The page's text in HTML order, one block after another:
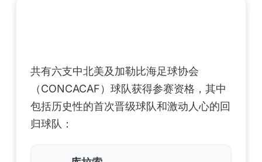
共有六支中北美及加勒比海足球协会
（CONCACAF）球队获得参赛资格，其中
包括历史性的首次晋级球队和激动人心的回
归球队：